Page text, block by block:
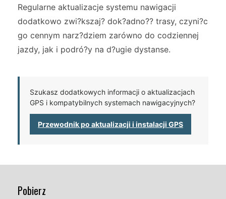
Regularne aktualizacje systemu nawigacji
dodatkowo zwi?kszaj? dok?adno?? trasy, czyni?c
go cennym narz?dziem zarówno do codziennej
jazdy, jak i podró?y na d?ugie dystanse.
Szukasz dodatkowych informacji o aktualizacjach
GPS i kompatybilnych systemach nawigacyjnych?
Przewodnik po aktualizacji i instalacji GPS
Pobierz